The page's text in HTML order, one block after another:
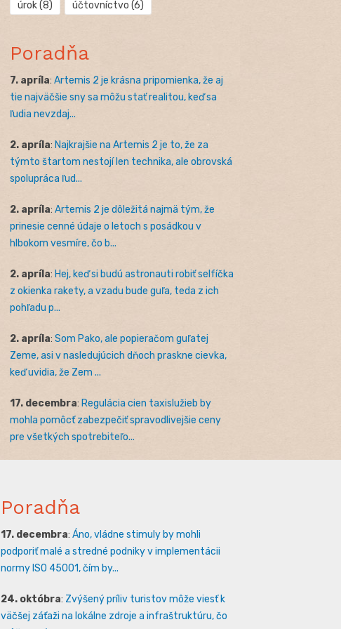
úrok(8) účtovníctvo (6)
Poradňa
7. apríla: Artemis 2 je krásna pripomienka, že aj
tie najväčšie sny sa môžu stať realitou, keď sa
ľudia nevzdaj...
2. apríla: Najkrajšie na Artemis 2 je to, že za
týmto štartom nestojí len technika, ale obrovská
spolupráca ľud...
2. apríla: Artemis 2 je dôležitá najmä tým, že
prinesie cenné údaje o letoch s posádkou v
hlbokom vesmíre, čo b...
2. apríla: Hej, keď si budú astronauti robiť selfíčka
z okienka rakety, a vzadu bude guľa, teda z ich
pohľadu p...
2. apríla: Som Pako, ale popieračom guľatej
Zeme, asi v nasledujúcich dňoch praskne cievka,
keď uvidia, že Zem ...
17. decembra: Regulácia cien taxislužieb by
mohla pomôcť zabezpečiť spravodlivejšie ceny
pre všetkých spotrebiteľo...
Poradňa
17. decembra: Áno, vládne stimuly by mohli
podporiť malé a stredné podniky v implementácii
normy ISO 45001, čím by...
24. októbra: Zvýšený príliv turistov môže viesť k
väčšej záťaži na lokálne zdroje a infraštruktúru, čo